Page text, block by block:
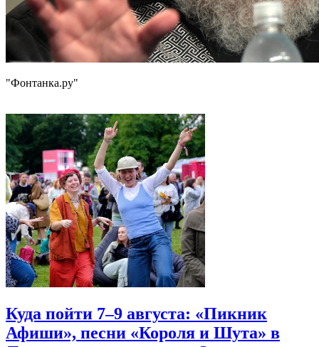
"Фонтанка.ру"
Куда пойти 7–9 августа: «Пикник
Афиши», песни «Короля и Шута» в